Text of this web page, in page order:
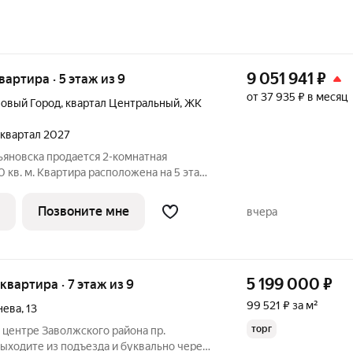
· 5 этаж из 9
Город, квартал Центральный,ЖК
квартал 2027
продается 2-комнатная
м. Квартира расположена на 5 этаже
который является логичным
9 051 941 ₽
от 37 935 ₽ в месяц
Позвоните мне вчера
· 7 этаж из 9
,13
Заволжского района пр.
подъезда и буквально через
5 199 000 ₽
99 521 ₽ за м²
торг